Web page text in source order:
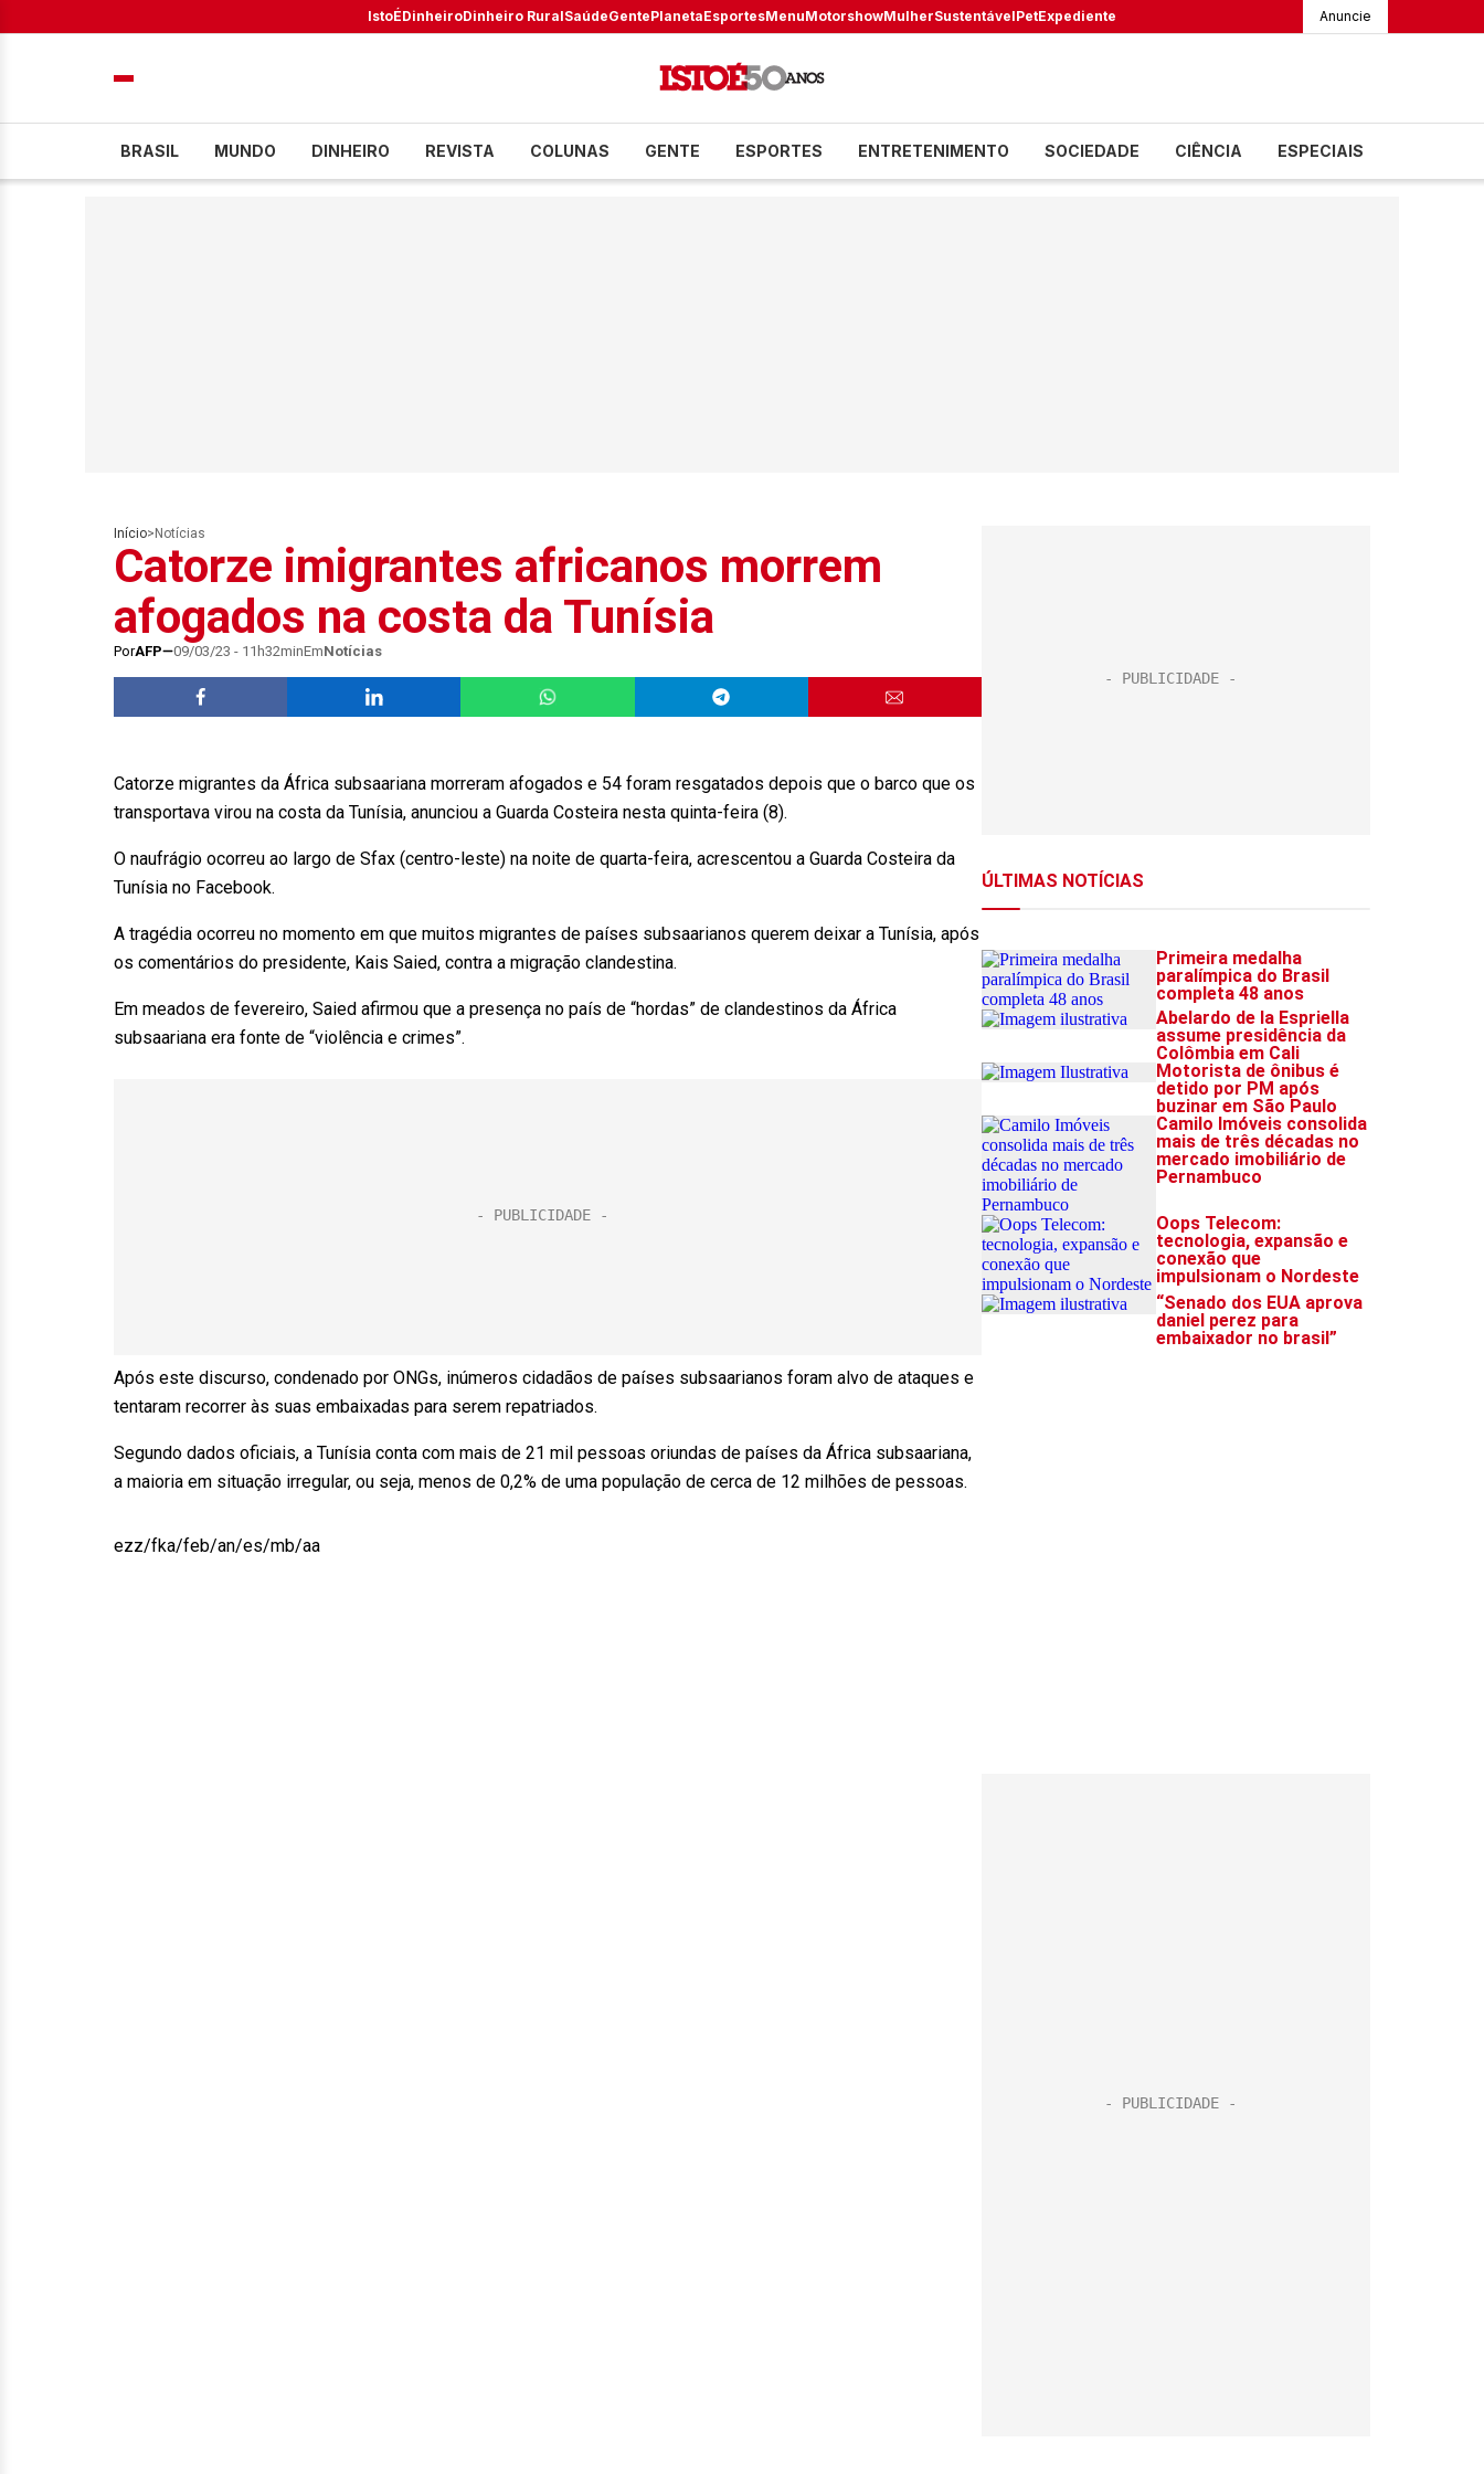
IstoÉDinheiroDinheiro RuralSaúdeGentePlanetaEsportesMenuMotorshowMulherSustentávelPetExpediente Anuncie
BRASIL MUNDO DINHEIRO REVISTA COLUNAS GENTE ESPORTES ENTRETENIMENTO SOCIEDADE CIÊNCIA ESPECIAIS
Início> Notícias
Catorze imigrantes africanos morrem
afogados na costa da Tunísia
PorAFP 09/03/23 - 11h32minEmNotícias
Catorze migrantes da África subsaariana morreram afogados e 54 foram resgatados depois que o barco que os
transportava virou na costa da Tunísia, anunciou a Guarda Costeira nesta quinta-feira (8).
O naufrágio ocorreu ao largo de Sfax (centro-leste) na noite de quarta-feira, acrescentou a Guarda Costeira da
Tunísia no Facebook.
A tragédia ocorreu no momento em que muitos migrantes de países subsaarianos querem deixar a Tunísia, após
os comentários do presidente, Kais Saied, contra a migração clandestina.
Em meados de fevereiro, Saied afirmou que a presença no país de “hordas” de clandestinos da África
subsaariana era fonte de “violência e crimes”.
Após este discurso, condenado por ONGs, inúmeros cidadãos de países subsaarianos foram alvo de ataques e
tentaram recorrer às suas embaixadas para serem repatriados.
Segundo dados oficiais, a Tunísia conta com mais de 21 mil pessoas oriundas de países da África subsaariana,
a maioria em situação irregular, ou seja, menos de 0,2% de uma população de cerca de 12 milhões de pessoas.
ezz/fka/feb/an/es/mb/aa